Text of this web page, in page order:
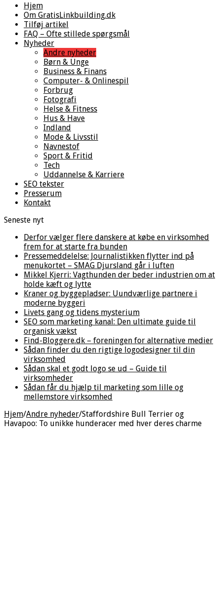
Hjem
Om GratisLinkbuilding.dk
Tilføj artikel
FAQ – Ofte stillede spørgsmål
Nyheder
Andre nyheder
Børn & Unge
Business & Finans
Computer- & Onlinespil
Forbrug
Fotografi
Helse & Fitness
Hus & Have
Indland
Mode & Livsstil
Navnestof
Sport & Fritid
Tech
Uddannelse & Karriere
SEO tekster
Presserum
Kontakt
Seneste nyt
Derfor vælger flere danskere at købe en virksomhed
frem for at starte fra bunden
Pressemeddelelse: Journalistikken flytter ind på
menukortet – SMAG Djursland går i luften
Mikkel Kjerri: Vagthunden der beder industrien om at
holde kæft og lytte
Kraner og byggepladser: Uundværlige partnere i
moderne byggeri
Livets gang og tidens mysterium
SEO som marketing kanal: Den ultimate guide til
organisk vækst
Find-Bloggere.dk – foreningen for alternative medier
Sådan finder du den rigtige logodesigner til din
virksomhed
Sådan skal et godt logo se ud – Guide til
virksomheder
Sådan får du hjælp til marketing som lille og
mellemstore virksomhed
Hjem/Andre nyheder/Staffordshire Bull Terrier og
Havapoo: To unikke hunderacer med hver deres charme